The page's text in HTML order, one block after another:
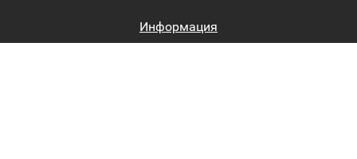
Информация